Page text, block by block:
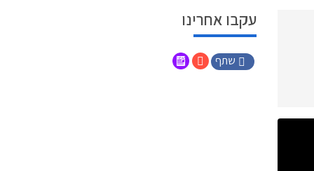
עקבו אחרינו
שתף